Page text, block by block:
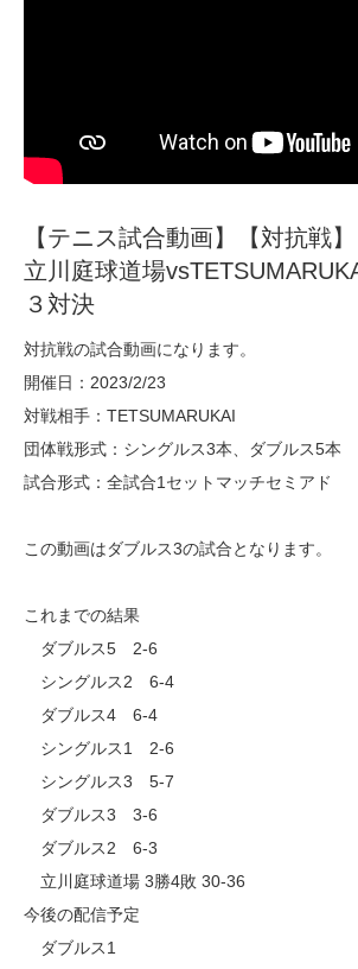
【テニス試合動画】【対抗戦】
立川庭球道場
３対決
対抗戦の試合動画になります。
開催日：2023/2/23
対戦相手：TETSUMARUKAI
団体戦形式：シングルス3本、ダブルス5本
試合形式：全試合1セットマッチセミアド
この動画はダブルス3の試合となります。
これまでの結果
ダブルス5 2-6
シングルス2 6-4
ダブルス4 6-4
シングルス1 2-6
シングルス3 5-7
ダブルス3 3-6
ダブルス2 6-3
立川庭球道場 3勝4敗 30-36
今後の配信予定
ダブルス1